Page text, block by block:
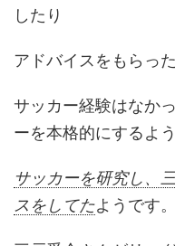
したり
アドバイスをもらっ
サッカー経験はなか
ーを本格的にするよ
サッカーを研究し、
スをしてたようです。